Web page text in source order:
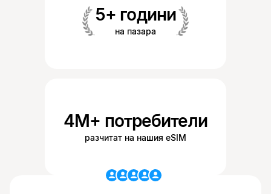
5+ години
на пазара
4M+ потребители
разчитат на нашия eSIM